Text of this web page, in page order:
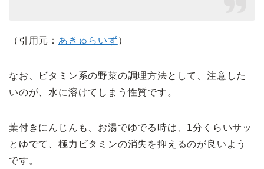
（引用元： あきゅらいず）
なお、ビタミン系の野菜の調理方法として、注意した
いのが、水に溶けてしまう性質です。
葉付きにんじんも、お湯でゆでる時は、1分くらいサッ
とゆでて、極力ビタミンの消失を抑えるのが良いよう
です。